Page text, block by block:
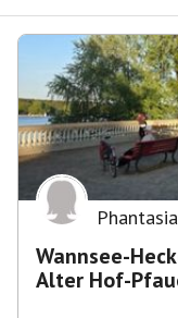
Phantasia
Wannsee-
Alter Hof-